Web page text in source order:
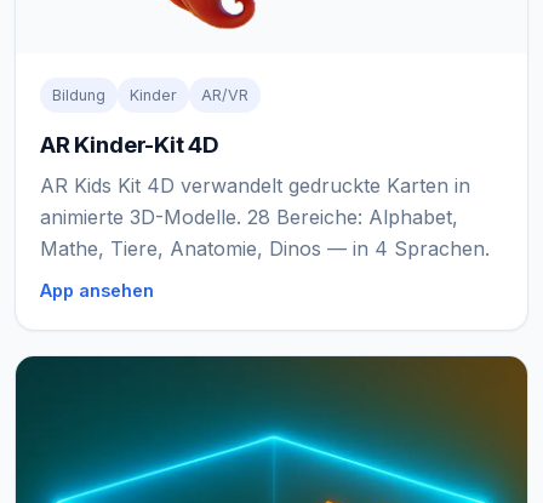
Bildung Kinder AR/VR
AR Kinder-Kit 4D
AR Kids Kit 4D verwandelt gedruckte Karten in
animierte 3D-Modelle. 28 Bereiche: Alphabet,
Mathe, Tiere, Anatomie, Dinos — in 4 Sprachen.
App ansehen